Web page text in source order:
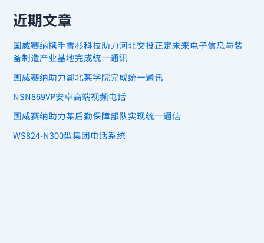
近期文章
国威赛纳携手雪杉科技助力河北交投正定未来电子信息与装
备制造产业基地完成统一通讯
国威赛纳助力湖北某学院完成统一通讯
NSN869VP安卓高端视频电话
国威赛纳助力某后勤保障部队实现统一通信
WS824-N300型集团电话系统